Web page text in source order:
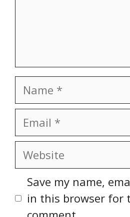
Name
Email
Website
Save my name,
in this browser for